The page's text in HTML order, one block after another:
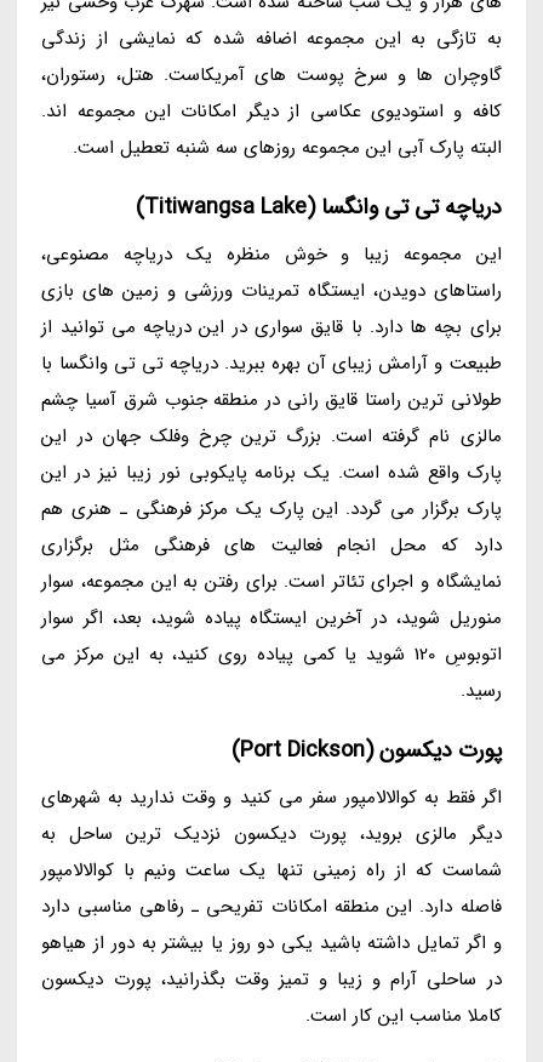
به تازگی به این مجموعه اضافه شده که نمایشی از زندگی
گاوچران ها و سرخ پوست های آمریکاست. هتل، رستوران،
کافه و استودیوی عکاسی از دیگر امکانات این مجموعه اند.
البته پارک آبی این مجموعه روزهای سه شنبه تعطیل است.
دریاچه تی تی وانگسا (Titiwangsa Lake)
این مجموعه زیبا و خوش منظره یک دریاچه مصنوعی،
راستاهای دویدن، ایستگاه تمرینات ورزشی و زمین های بازی
برای بچه ها دارد. با قایق سواری در این دریاچه می توانید از
طبیعت و آرامش زیبای آن بهره ببرید. دریاچه تی تی وانگسا با
طولانی ترین راستا قایق رانی در منطقه جنوب شرق آسیا چشم
مالزی نام گرفته است. بزرگ ترین چرخ وفلک جهان در این
پارک واقع شده است. یک برنامه پایکوبی نور زیبا نیز در این
پارک برگزار می گردد. این پارک یک مرکز فرهنگی ـ هنری هم
دارد که محل انجام فعالیت های فرهنگی مثل برگزاری
نمایشگاه و اجرای تئاتر است. برای رفتن به این مجموعه، سوار
منوریل شوید، در آخرین ایستگاه پیاده شوید، بعد، اگر سوار
اتوبوسِ 120 شوید یا کمی پیاده روی کنید، به این مرکز می
رسید.
پورت دیکسون (Port Dickson)
اگر فقط به کوالالامپور سفر می کنید و وقت ندارید به شهرهای
دیگر مالزی بروید، پورت دیکسون نزدیک ترین ساحل به
شماست که از راه زمینی تنها یک ساعت ونیم با کوالالامپور
فاصله دارد. این منطقه امکانات تفریحی ـ رفاهی مناسبی دارد
و اگر تمایل داشته باشید یکی دو روز یا بیشتر به دور از هیاهو
در ساحلی آرام و زیبا و تمیز وقت بگذرانید، پورت دیکسون
کاملا مناسب این کار است.